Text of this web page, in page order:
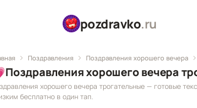
pozdravko.ru
Поздравления Поздравления хорошего вечера
Поздравления хорошего вечера
хорошего вечера трогательные — готовые
бесплатно в один тап.